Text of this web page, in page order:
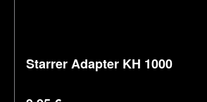
Starrer Adapter KH 1000